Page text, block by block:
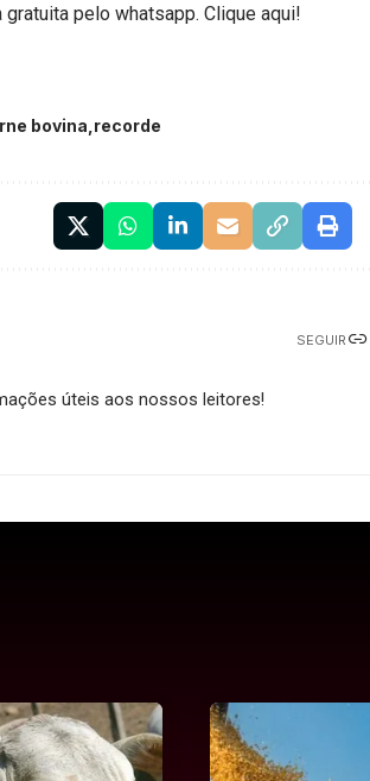
gratuita pelo whatsapp.Clique aqui!
bovina recorde
SEGUIR
úteis aos nossos leitores!